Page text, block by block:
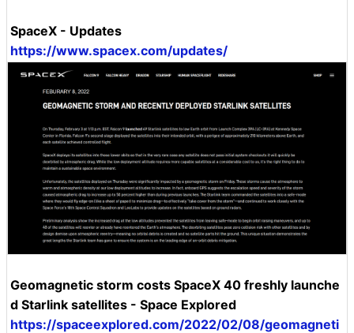
SpaceX - Updates
https://www.spacex.com/updates/
Geomagnetic storm costs SpaceX 40 freshly launche
d Starlink satellites - Space Explored
https://spaceexplored.com/2022/02/08/geomagneti